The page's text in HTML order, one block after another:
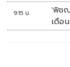
9:15 น.
'พิช
เดือ
ปาล์